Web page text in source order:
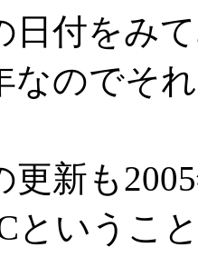
日付をみ
なのでそ
更新も
というこ